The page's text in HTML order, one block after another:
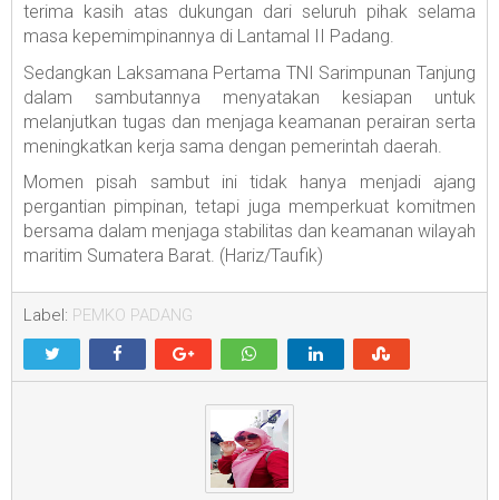
terima kasih atas dukungan dari seluruh pihak selama
masa kepemimpinannya di Lantamal II Padang.
Sedangkan Laksamana Pertama TNI Sarimpunan Tanjung
dalam sambutannya menyatakan kesiapan untuk
melanjutkan tugas dan menjaga keamanan perairan serta
meningkatkan kerja sama dengan pemerintah daerah.
Momen pisah sambut ini tidak hanya menjadi ajang
pergantian pimpinan, tetapi juga memperkuat komitmen
bersama dalam menjaga stabilitas dan keamanan wilayah
maritim Sumatera Barat. (Hariz/Taufik)
Label: PEMKO PADANG